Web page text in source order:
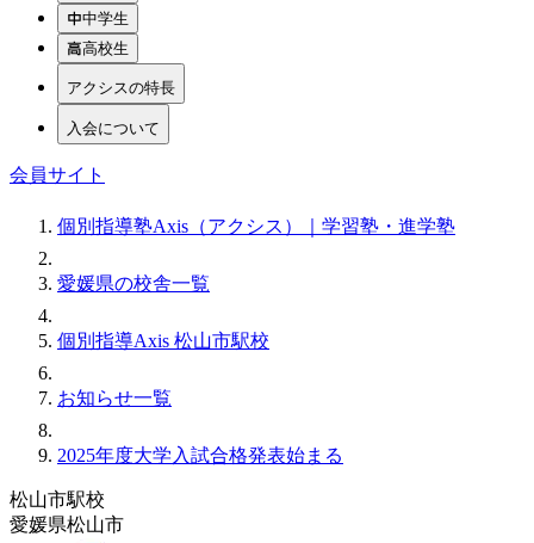
中学生
高校生
アクシスの特長
入会について
会員サイト
個別指導塾Axis（アクシス）｜学習塾・進学塾
愛媛県の校舎一覧
個別指導Axis 松山市駅校
お知らせ一覧
2025年度大学入試合格発表始まる
松山市駅校
愛媛県松山市